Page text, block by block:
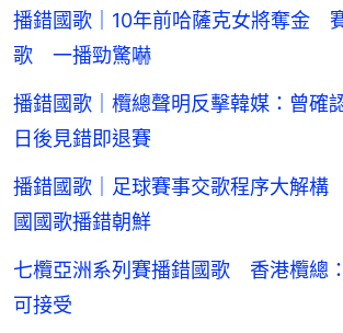
播錯國歌｜10年前哈薩克女將奪金
歌 一播勁驚嚇
播錯國歌｜欖總聲明反擊韓媒：曾確
日後見錯即退賽
播錯國歌｜足球賽事交歌程序大解
國國歌播錯朝鮮
七欖亞洲系列賽播錯國歌 香港欖總
可接受